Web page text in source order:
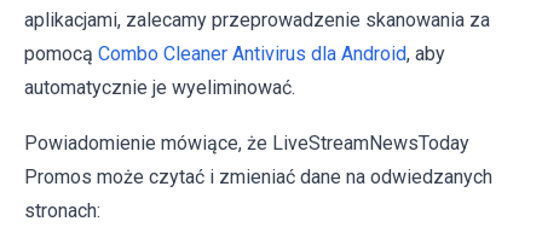
aplikacjami, zalecamy przeprowadzenie skanowania za
pomocą Combo Cleaner Antivirus dla Android, aby
automatycznie je wyeliminować.
Powiadomienie mówiące, że LiveStreamNewsToday
Promos może czytać i zmieniać dane na odwiedzanych
stronach: